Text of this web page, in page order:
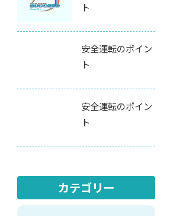
ト
安全運転のポイン
ト
安全運転のポイン
ト
カテゴリー